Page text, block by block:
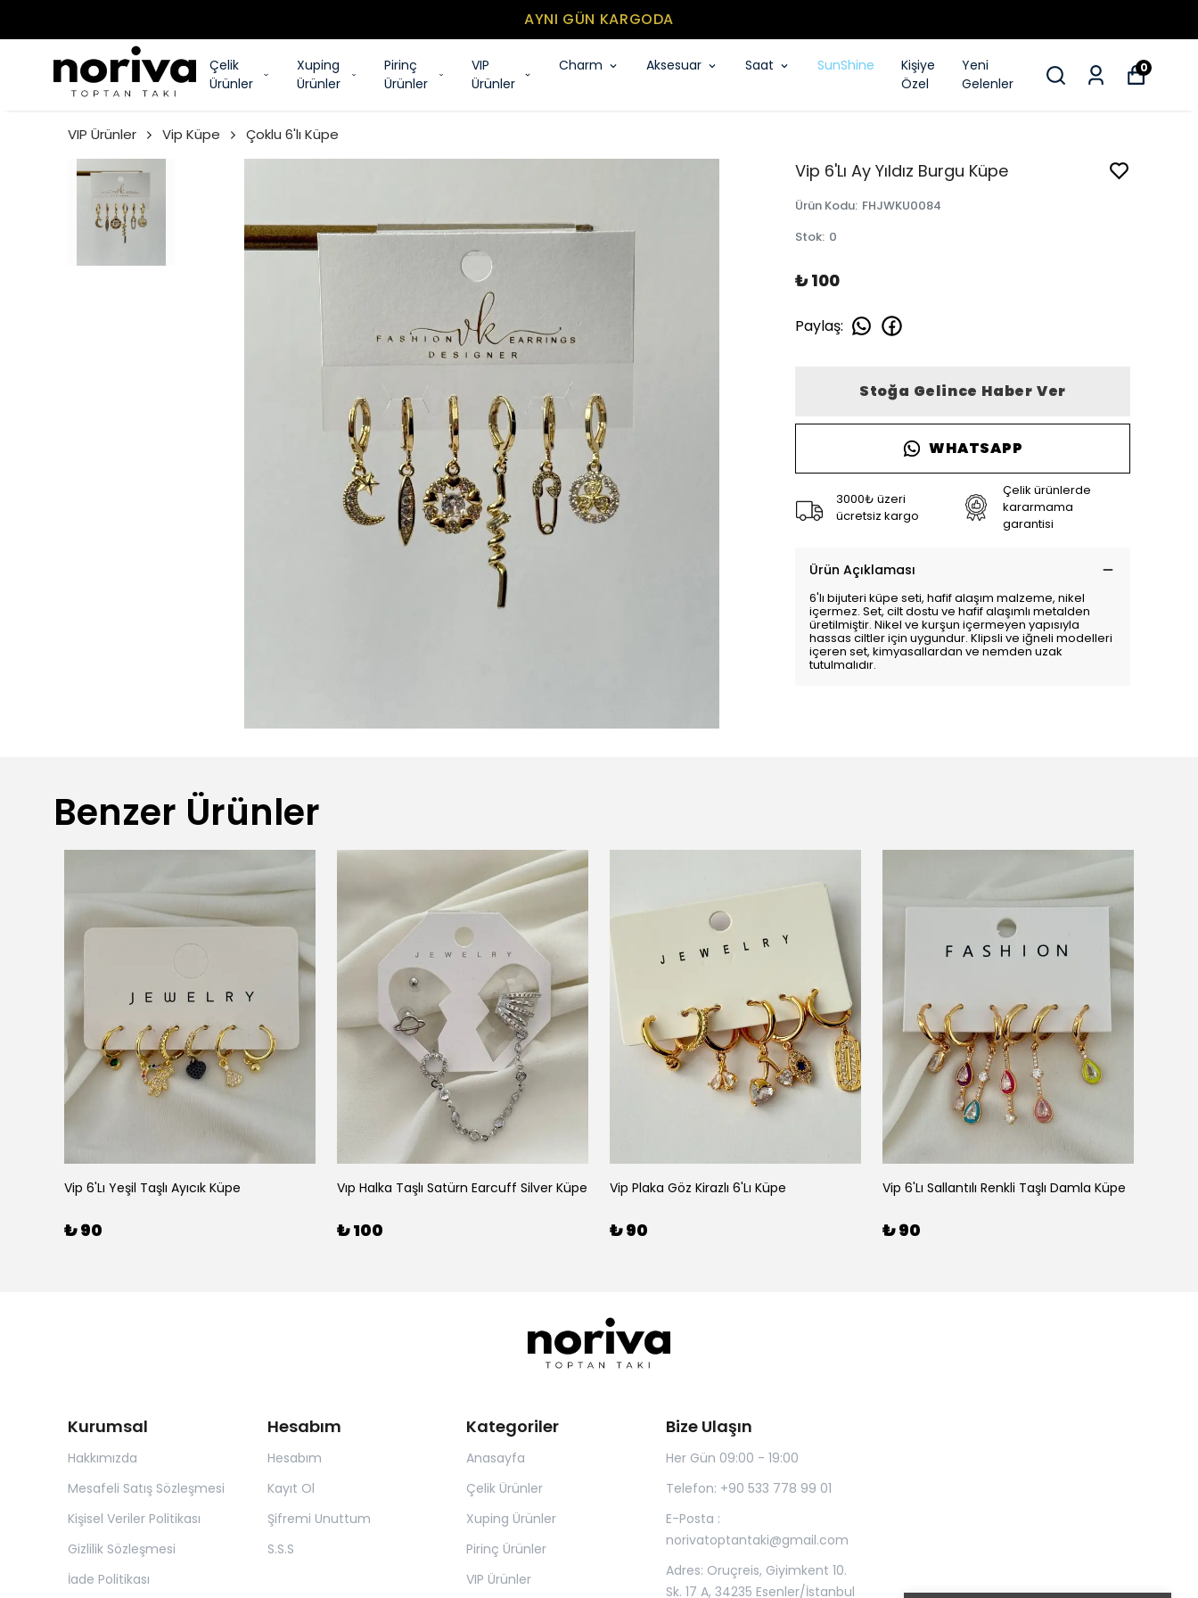
MİNİMUM SEPET TUTARI 500₺
Çelik
Ürünler
Xuping
Ürünler
Pirinç
Ürünler
VIP
Ürünler
Charm Aksesuar Saat SunShine
Kişiye
Özel
Yeni
Gelenler
0
VIP Ürünler Vip Küpe Çoklu 6'lı Küpe
Vip 6'Lı Ay Yıldız Burgu Küpe
Ürün Kodu: FHJWKU0084
Stok: 0
₺ 100
Paylaş:
Stoğa Gelince Haber Ver
WHATSAPP
3000₺ üzeri
ücretsiz kargo
Çelik ürünlerde
kararmama
garantisi
Ürün Açıklaması
6'lı bijuteri küpe seti, hafif alaşım malzeme, nikel
içermez. Set, cilt dostu ve hafif alaşımlı metalden
üretilmiştir. Nikel ve kurşun içermeyen yapısıyla
hassas ciltler için uygundur. Klipsli ve iğneli modelleri
içeren set, kimyasallardan ve nemden uzak
tutulmalıdır.
Benzer Ürünler
Vip 6'Lı Yeşil Taşlı Ayıcık Küpe
₺ 90
Vıp Halka Taşlı Satürn Earcuff Silver Küpe
₺ 100
Vip Plaka Göz Kirazlı 6'Lı Küpe
₺ 90
Vip 6'Lı Sallantılı Renkli Taşlı Damla Küpe
₺ 90
Kurumsal
Hakkımızda
Mesafeli Satış Sözleşmesi
Kişisel Veriler Politikası
Gizlilik Sözleşmesi
İade Politikası
Hesabım
Hesabım
Kayıt Ol
Şifremi Unuttum
S.S.S
Kategoriler
Anasayfa
Çelik Ürünler
Xuping Ürünler
Pirinç Ürünler
VIP Ürünler
Bize Ulaşın
Her Gün 09:00 - 19:00
Telefon: +90 533 778 99 01
E-Posta :
norivatoptantaki@gmail.com
Adres: Oruçreis, Giyimkent 10.
Sk. 17 A, 34235 Esenler/İstanbul